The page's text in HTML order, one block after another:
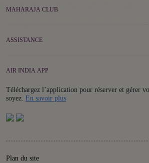
MAHARAJA CLUB
ASSISTANCE
AIR INDIA APP
Téléchargez l’application pour réserver et gérer
soyez. En savoir plusDetails
Plan du site